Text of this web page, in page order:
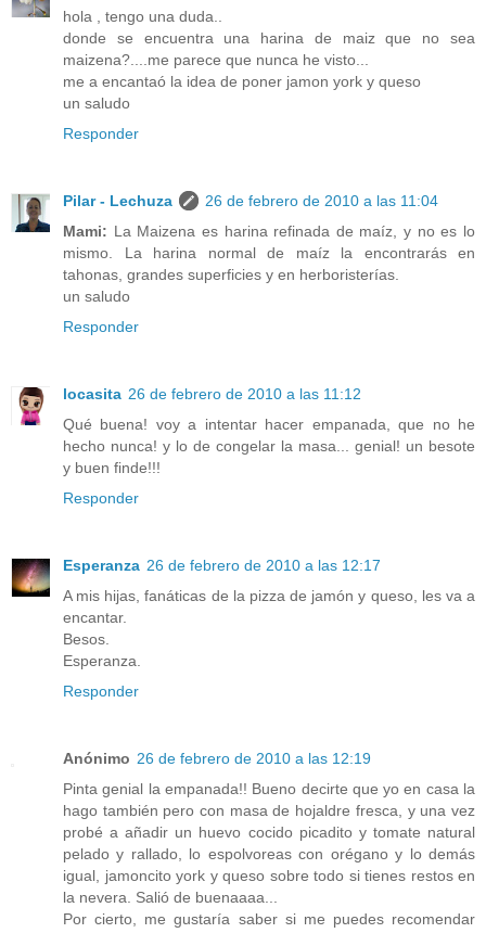
hola , tengo una duda..
donde se encuentra una harina de maiz que no sea
maizena?....me parece que nunca he visto...
me a encantaó la idea de poner jamon york y queso
un saludo
Responder
Pilar - Lechuza
26 de febrero de 2010 a las 11:04
Mami: La Maizena es harina refinada de maíz, y no es lo
mismo. La harina normal de maíz la encontrarás en
tahonas, grandes superficies y en herboristerías.
un saludo
Responder
locasita 26 de febrero de 2010 a las 11:12
Qué buena! voy a intentar hacer empanada, que no he
hecho nunca! y lo de congelar la masa... genial! un besote
y buen finde!!!
Responder
Esperanza 26 de febrero de 2010 a las 12:17
A mis hijas, fanáticas de la pizza de jamón y queso, les va a
encantar.
Besos.
Esperanza.
Responder
Anónimo 26 de febrero de 2010 a las 12:19
Pinta genial la empanada!! Bueno decirte que yo en casa la
hago también pero con masa de hojaldre fresca, y una vez
probé a añadir un huevo cocido picadito y tomate natural
pelado y rallado, lo espolvoreas con orégano y lo demás
igual, jamoncito york y queso sobre todo si tienes restos en
la nevera. Salió de buenaaaa...
Por cierto, me gustaría saber si me puedes recomendar